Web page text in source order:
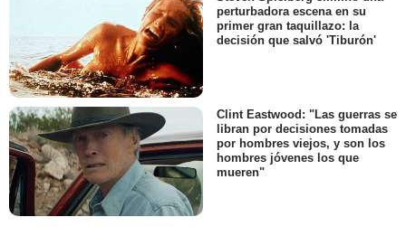
perturbadora escena en su
primer gran taquillazo: la
decisión que salvó 'Tiburón'
Clint Eastwood: "Las guerras se
libran por decisiones tomadas
por hombres viejos, y son los
hombres jóvenes los que
mueren"